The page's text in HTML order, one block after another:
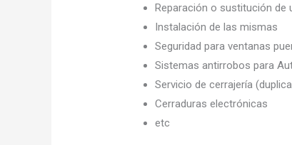
Reparación o sustitución de
Instalación de las mismas
Seguridad para ventanas
Sistemas antirrobos para
Servicio de cerrajería
Cerraduras electrónicas
etc